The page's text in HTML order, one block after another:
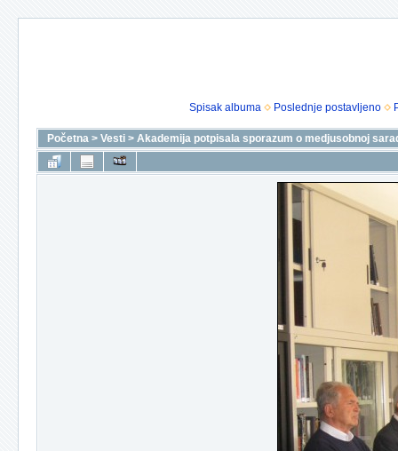
Spisak albuma Poslednje postavljeno
Početna > Vesti > Akademija potpisala sporazum o medjusobnoj